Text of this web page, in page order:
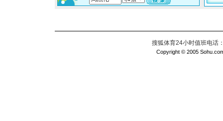
搜狐体育24小时值班电话
Copyright © 2005